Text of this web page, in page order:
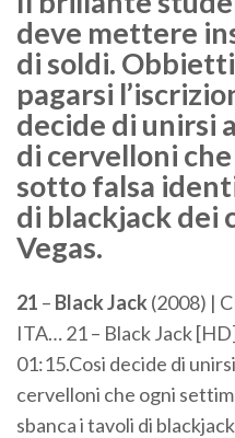
deve mettere
di soldi.
pagarsi
decide di unirsi
di cervelloni
sotto falsa
di blackjack dei
Vegas.
21 – BlackJack (2008) |
ITA… 21 – Black Jack
01:15.Cosi decide di
cervelloni che ogni
sbanca i tavoli di